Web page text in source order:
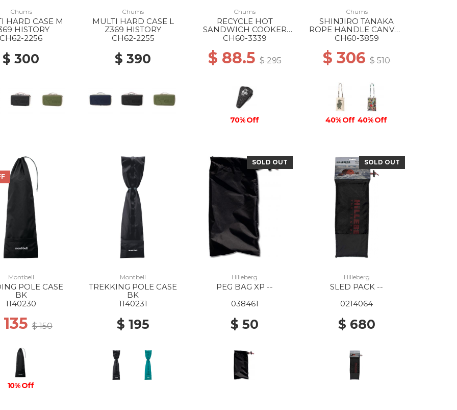
Chums
HARD CASE M
HISTORY
CH62-2256
$ 300
Chums
MULTI HARD CASE L
Z369 HISTORY
CH62-2255
$ 390
Chums
RECYCLE HOT
SANDWICH COOKER
CASE Z222 ONCE UPON
CH60-3339
$ 88.5 $ 295
70% Off
Chums
SHINJIRO TANAKA
ROPE HANDLE CANVAS
TOTE Z344 THE
LIFE
CH60-3859
$ 306$ 510
40% Off 40% Off
Montbell
POLE CASE
BK
1140230
135$ 150
10% Off
Montbell
TREKKING POLE CASE
BK
1140231
$ 195
SOLD OUT
Hilleberg
PEG BAG XP --
038461
$ 50
SOLD OUT
Hilleberg
SLED PACK --
0214064
$ 680